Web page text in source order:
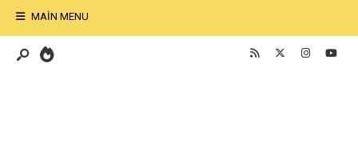
MAIN MENU